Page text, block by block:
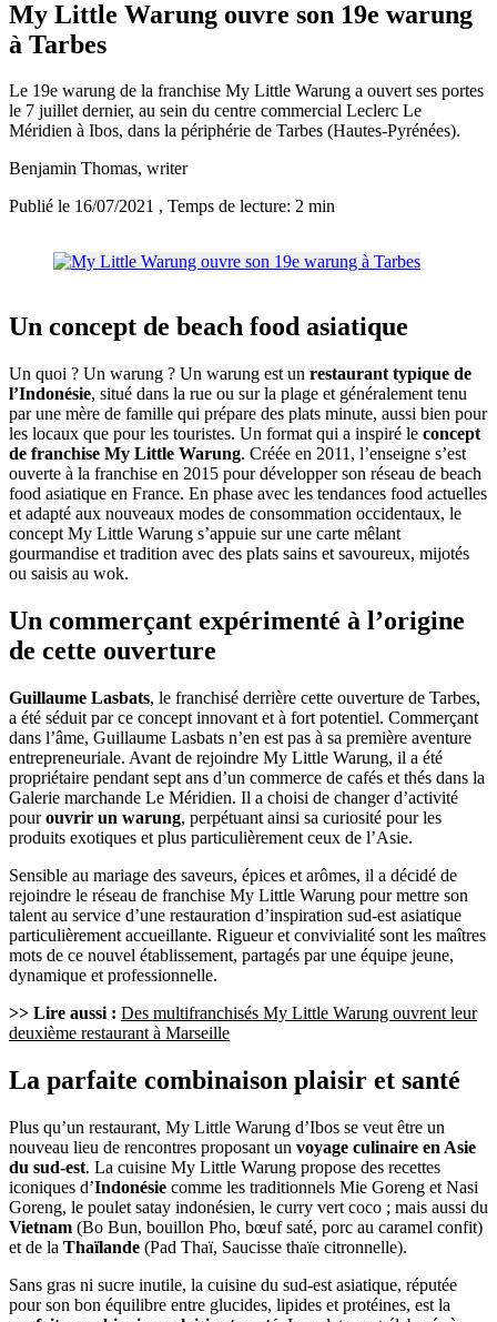
My Little Warung ouvre son 19e warung
à Tarbes
Le 19e warung de la franchise My Little Warung a ouvert ses portes
le 7 juillet dernier, au sein du centre commercial Leclerc Le
Méridien à Ibos, dans la périphérie de Tarbes (Hautes-Pyrénées).
Benjamin Thomas, writer
Publié le 16/07/2021 , Temps de lecture: 2 min
Un concept de beach food asiatique
Un quoi ? Un warung ? Un warung est un restaurant typique de
l’Indonésie, situé dans la rue ou sur la plage et généralement tenu
par une mère de famille qui prépare des plats minute, aussi bien pour
les locaux que pour les touristes. Un format qui a inspiré le concept
de franchise My Little Warung. Créée en 2011, l’enseigne s’est
ouverte à la franchise en 2015 pour développer son réseau de beach
food asiatique en France. En phase avec les tendances food actuelles
et adapté aux nouveaux modes de consommation occidentaux, le
concept My Little Warung s’appuie sur une carte mêlant
gourmandise et tradition avec des plats sains et savoureux, mijotés
ou saisis au wok.
Un commerçant expérimenté à l’origine
de cette ouverture
Guillaume Lasbats, le franchisé derrière cette ouverture de Tarbes,
a été séduit par ce concept innovant et à fort potentiel. Commerçant
dans l’âme, Guillaume Lasbats n’en est pas à sa première aventure
entrepreneuriale. Avant de rejoindre My Little Warung, il a été
propriétaire pendant sept ans d’un commerce de cafés et thés dans la
Galerie marchande Le Méridien. Il a choisi de changer d’activité
pourouvrir un warung, perpétuant ainsi sa curiosité pour les
produits exotiques et plus particulièrement ceux de l’Asie.
Sensible au mariage des saveurs, épices et arômes, il a décidé de
rejoindre le réseau de franchise My Little Warung pour mettre son
talent au service d’une restauration d’inspiration sud-est asiatique
particulièrement accueillante. Rigueur et convivialité sont les maîtres
mots de ce nouvel établissement, partagés par une équipe jeune,
dynamique et professionnelle.
>> Lire aussi : Des multifranchisés My Little Warung ouvrent leur
deuxième restaurant à Marseille
La parfaite combinaison plaisir et santé
Plus qu’un restaurant, My Little Warung d’Ibos se veut être un
nouveau lieu de rencontres proposant un voyage culinaire en Asie
du sud-est. La cuisine My Little Warung propose des recettes
iconiques d’Indonésie comme les traditionnels Mie Goreng et Nasi
Goreng, le poulet satay indonésien, le curry vert coco ; mais aussi du
Vietnam (Bo Bun, bouillon Pho, bœuf saté, porc au caramel confit)
et de la Thaïlande (Pad Thaï, Saucisse thaïe citronnelle).
Sans gras ni sucre inutile, la cuisine du sud-est asiatique, réputée
pour son bon équilibre entre glucides, lipides et protéines, est la